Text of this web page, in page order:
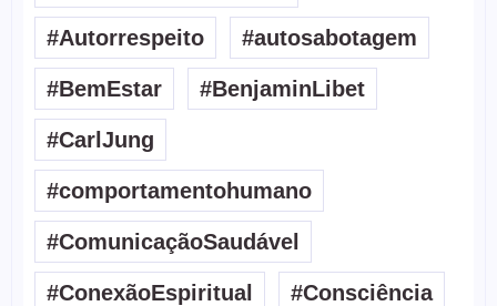
#Autorrespeito #autosabotagem
#BemEstar #BenjaminLibet
#CarlJung
#comportamentohumano
#ComunicaçãoSaudável
#ConexãoEspiritual #Consciência